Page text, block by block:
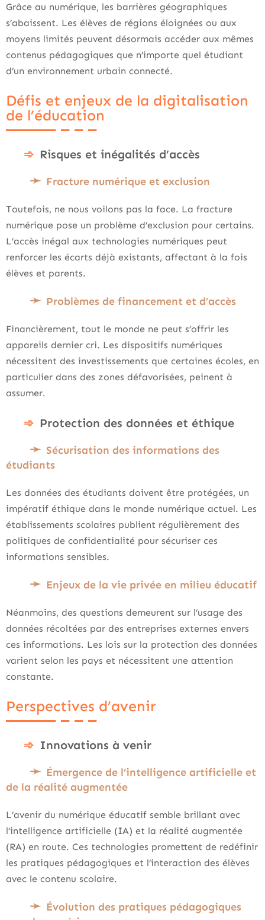
Grâce au numérique, les barrières géographiques
s’abaissent. Les élèves de régions éloignées ou aux
moyens limités peuvent désormais accéder aux mêmes
contenus pédagogiques que n’importe quel étudiant
d’un environnement urbain connecté.
Défis et enjeux de la digitalisation
de l’éducation
Risques et inégalités d’accès
Fracture numérique et exclusion
Toutefois, ne nous voilons pas la face. La fracture
numérique pose un problème d’exclusion pour certains.
L’accès inégal aux technologies numériques peut
renforcer les écarts déjà existants, affectant à la fois
élèves et parents.
Problèmes de financement et d’accès
Financièrement, tout le monde ne peut s’offrir les
appareils dernier cri. Les dispositifs numériques
nécessitent des investissements que certaines écoles, en
particulier dans des zones défavorisées, peinent à
assumer.
Protection des données et éthique
Sécurisation des informations des
étudiants
Les données des étudiants doivent être protégées, un
impératif éthique dans le monde numérique actuel. Les
établissements scolaires publient régulièrement des
politiques de confidentialité pour sécuriser ces
informations sensibles.
Enjeux de la vie privée en milieu éducatif
Néanmoins, des questions demeurent sur l’usage des
données récoltées par des entreprises externes envers
ces informations. Les lois sur la protection des données
varient selon les pays et nécessitent une attention
constante.
Perspectives d’avenir
Innovations à venir
Émergence de l’intelligence artificielle et
de la réalité augmentée
L’avenir du numérique éducatif semble brillant avec
l’intelligence artificielle (IA) et la réalité augmentée
(RA) en route. Ces technologies promettent de redéfinir
les pratiques pédagogiques et l’interaction des élèves
avec le contenu scolaire.
Évolution des pratiques pédagogiques